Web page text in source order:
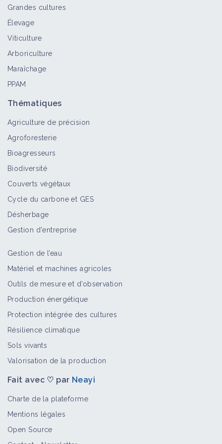
Grandes cultures
Élevage
Viticulture
Arboriculture
Maraîchage
PPAM
Thématiques
Agriculture de précision
Agroforesterie
Bioagresseurs
Biodiversité
Couverts végétaux
Cycle du carbone et GES
Désherbage
Gestion d'entreprise
Gestion de l’eau
Matériel et machines agricoles
Outils de mesure et d’observation
Production énergétique
Protection intégrée des cultures
Résilience climatique
Sols vivants
Valorisation de la production
Fait avec ♡ par Neayi
Charte de la plateforme
Mentions légales
Open Source